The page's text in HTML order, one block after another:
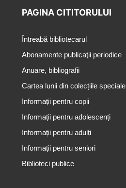
PAGINA CITITORULUI
Întreabă bibliotecarul
Abonamente publicaţii periodice
Anuare, bibliografii
Cartea lunii din colecțiile speciale
Informații pentru copii
Informații pentru adolescenți
Informații pentru adulți
Informații pentru seniori
Biblioteci publice